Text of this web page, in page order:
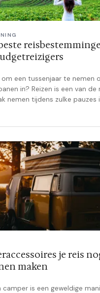
om een tussenjaar te nemen
in? Reizen is een van de
nemen tijdens zulke pauzes
vaak dat...
je reis
maken
camper is een geweldige